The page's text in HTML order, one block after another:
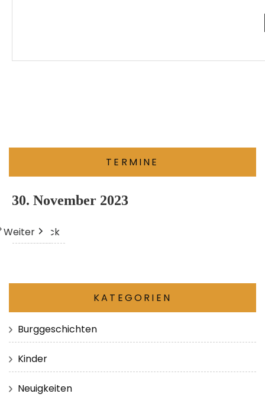
TERMINE
30. November 2023
Zurück
Heute
Weiter
KATEGORIEN
Burggeschichten
Kinder
Neuigkeiten